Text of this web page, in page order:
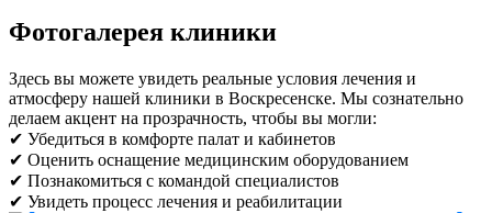
Фотогалерея клиники
Здесь вы можете увидеть реальные условия лечения и
атмосферу нашей клиники в Воскресенске. Мы сознательно
делаем акцент на прозрачность, чтобы вы могли:
✔ Убедиться в комфорте палат и кабинетов
✔ Оценить оснащение медицинским оборудованием
✔ Познакомиться с командой специалистов
✔ Увидеть процесс лечения и реабилитации